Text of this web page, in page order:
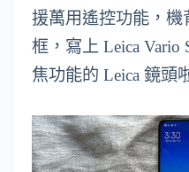
援萬用遙控功能，機
框，寫上 Leica Vario
焦功能的 Leica 鏡頭